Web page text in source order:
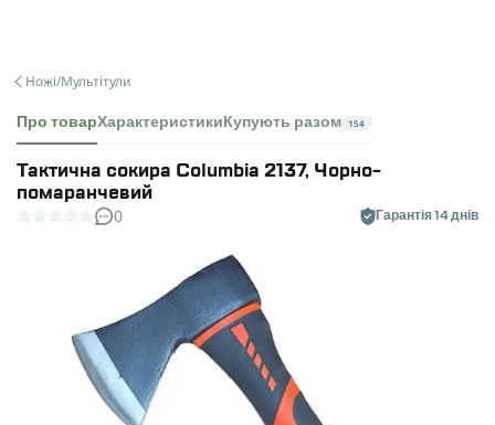
Ножі/Мультітули
Про товарХарактеристики Купують разом 154
Тактична сокира Columbia 2137, Чорно-
помаранчевий
0 Гарантія 14 днів